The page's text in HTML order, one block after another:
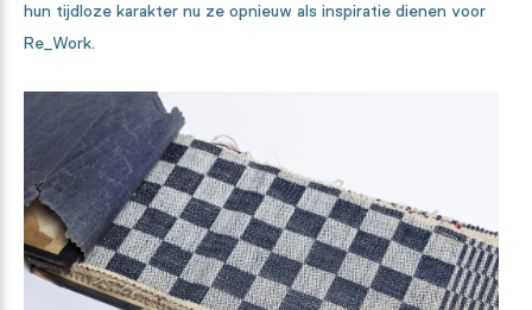
hun tijdloze karakter nu ze opnieuw als inspiratie dienen voor
Re_Work.